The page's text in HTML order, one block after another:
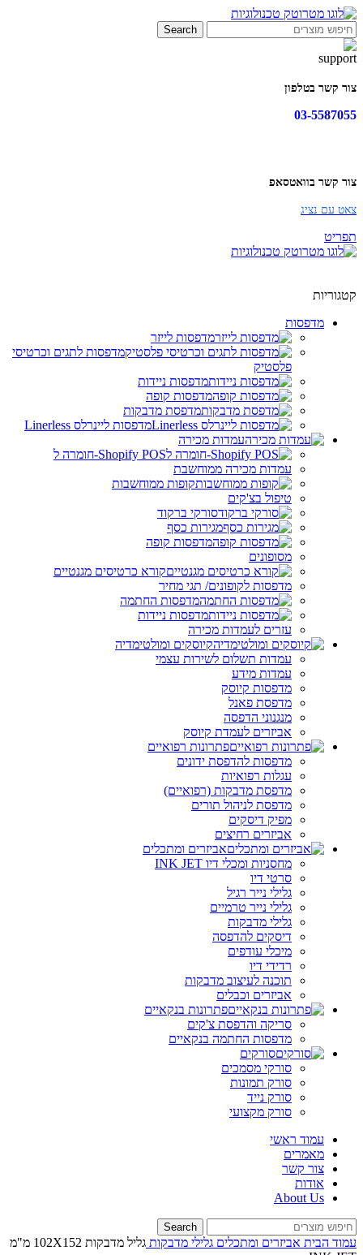
Search
צור קשר בטלפון
03-5587055
צור קשר בוואטסאפ
צאט עם נציג
תפריט
קטגוריות
מדפסות
מדפסות לייזר
מדפסות לתגים וכרטיסי
פלסטיק
מדפסות ניידות
מדפסות קופה
מדפסת מדבקות
מדפסות ליינרלס Linerless
עמדות מכירה
Shopify POS-חומרה ל
עמדות מכירה ממוחשבת
קופות ממוחשבות
טיפול בצ'קים
סורקי ברקוד
מגירות כסף
מדפסות קופה
מסופונים
קורא כרטיסים מגנטיים
מדפסות לקופונים/ תגי מחיר
מדפסות החתמה
מדפסות ניידות
עזרים לעמדות מכירה
קיוסקים ומולטימדיה
עמדות תשלום לשירות עצמי
עמדות מידע
מדפסות קיוסק
מדפסת פאנל
מנגנוני הדפסה
אביזרים לעמדת קיוסק
פתרונות רפואיים
מדפסות להדפסת ידונים
עגלות רפואיות
מדפסת מדבקות (רפואיים)
מדפסת לניהול תורים
מפיק דיסקים
אביזרים רחיצים
אביזרים ומתכלים
מחסניות ומכלי דיו INK JET
סרטי דיו
גלילי נייר רגיל
גלילי נייר טרמיים
גלילי מדבקות
דיסקים להדפסה
מיכלי עודפים
רדידי דיו
תוכנה לעיצוב מדבקות
אביזרים וכבלים
פתרונות בנקאיים
סריקה והדפסת צ'קים
מדפסות החתמה בנקאיים
סורקים
סורקי מסמכים
סורק תמונות
סורק נייד
סורק מקצועי
עמוד ראשי
מאמרים
צור קשר
אודות
About Us
Search
עמוד הבית אביזרים ומתכלים גלילי מדבקות
גליל מדבקות 102X152 מ"מ